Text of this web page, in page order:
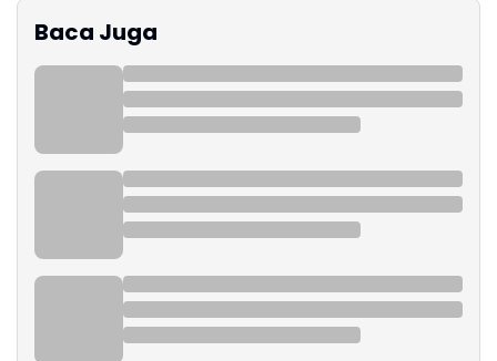
Baca Juga